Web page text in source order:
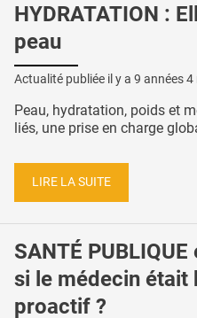
HYDRATATION :
peau
Actualité publiée il y a 9 années 4
Peau, hydratation, poids et
liés, une prise en charge
LIRE LA SUITE
SANTÉ
si le médecin était
proactif ?